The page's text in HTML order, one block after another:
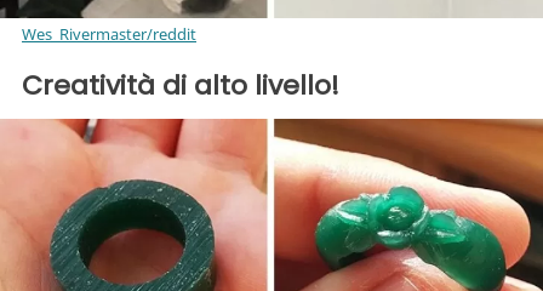
Wes_Rivermaster/reddit
Creatività di alto livello!